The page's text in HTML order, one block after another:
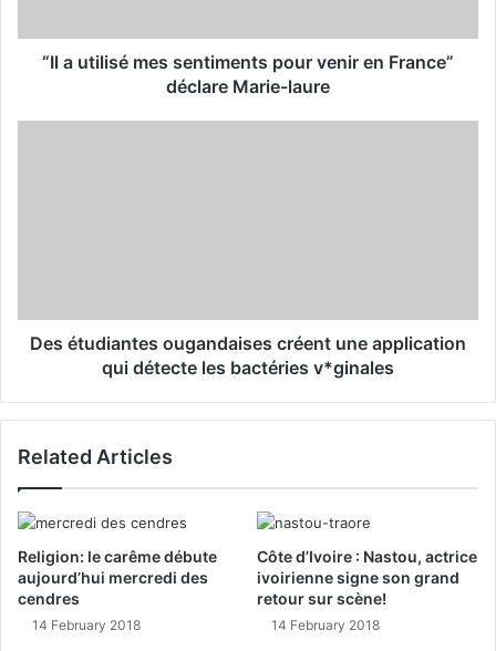
“Il a utilisé mes sentiments pour venir en France”
déclare Marie-laure
Des étudiantes ougandaises créent une application
qui détecte les bactéries v*ginales
Related Articles
Religion: le carême débute
aujourd’hui mercredi des
cendres
14 February 2018
Côte d’Ivoire : Nastou, actrice
ivoirienne signe son grand
retour sur scène!
14 February 2018